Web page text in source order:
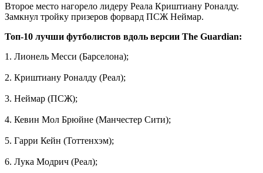
Второе место нагорело лидеру Реала Криштиану Роналду.
Замкнул тройку призеров форвард ПСЖ Неймар.
Топ-10 лучши футболистов вдоль версии The Guardian:
1. Лионель Месси (Барселона);
2. Криштиану Роналду (Реал);
3. Неймар (ПСЖ);
4. Кевин Мол Брюйне (Манчестер Сити);
5. Гарри Кейн (Тоттенхэм);
6. Лука Модрич (Реал);